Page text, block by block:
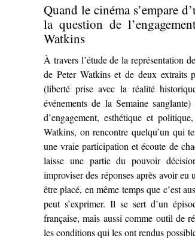
Quand le cinéma s’empare
la question de
Watkins
À travers l’étude de la représentation
de Peter Watkins et de deux extraits
(liberté prise avec la réalité
événements de la Semaine
d’engagement, esthétique et
Watkins, on rencontre quelqu’un qui
une vraie participation et écoute de
laisse une partie du pouvoir
improviser des réponses après avoir
être placé, en même temps que c’est
peut s’exprimer. Il se sert d’un
française, mais aussi comme outil de
les conditions qui les ont rendus